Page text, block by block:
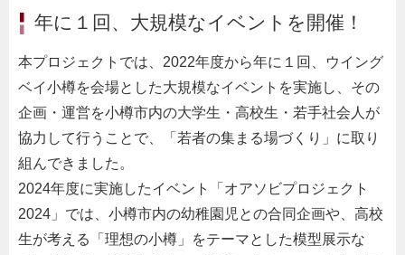
年に１回、大規模なイベントを開催！
本プロジェクトでは、2022年度から年に１回、ウイング
ベイ小樽を会場とした大規模なイベントを実施し、その
企画・運営を小樽市内の大学生・高校生・若手社会人が
協力して行うことで、「若者の集まる場づくり」に取り
組んできました。
2024年度に実施したイベント「オアソビプロジェクト
2024」では、小樽市内の幼稚園児との合同企画や、高校
生が考える「理想の小樽」をテーマとした模型展示な